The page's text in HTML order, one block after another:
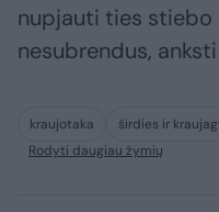
nupjauti ties stiebo
nesubrendus,
kraujotaka širdies ir
Rodyti daugiau žymių